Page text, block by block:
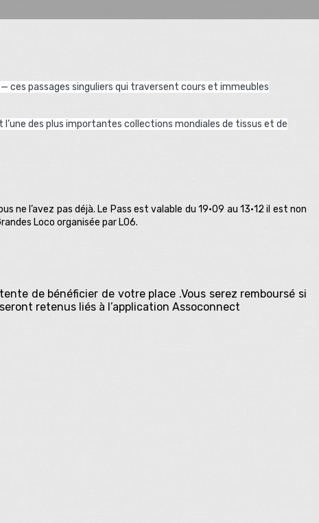
— ces passages singuliers qui traversent cours et immeubles
des plus importantes collections mondiales de tissus et de
l’avez pas déjà. Le Pass est valable du 19·09 au 13·12 il est non
Loco organisée par L06.
de bénéficier de votre place .Vous serez remboursé si
retenus liés à l’application Assoconnect